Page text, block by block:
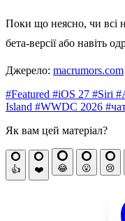
Поки що неясно, чи всі
бета-версії або навіть
Джерело: macrumors.com
#Featured #iOS 27 #Siri
Island #WWDC 2026
Як вам цей матеріал?
👍 ❤️ 😂 😮 😢